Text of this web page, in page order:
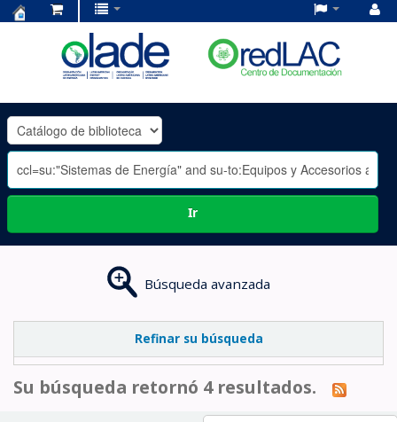
OLADE
-
Ir
Búsqueda avanzada
Refinar su búsqueda
Su búsqueda retornó 4 resultados.